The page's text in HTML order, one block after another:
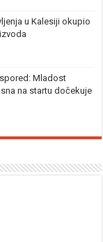
u Kalesiji okupio
Mladost
na startu dočekuje